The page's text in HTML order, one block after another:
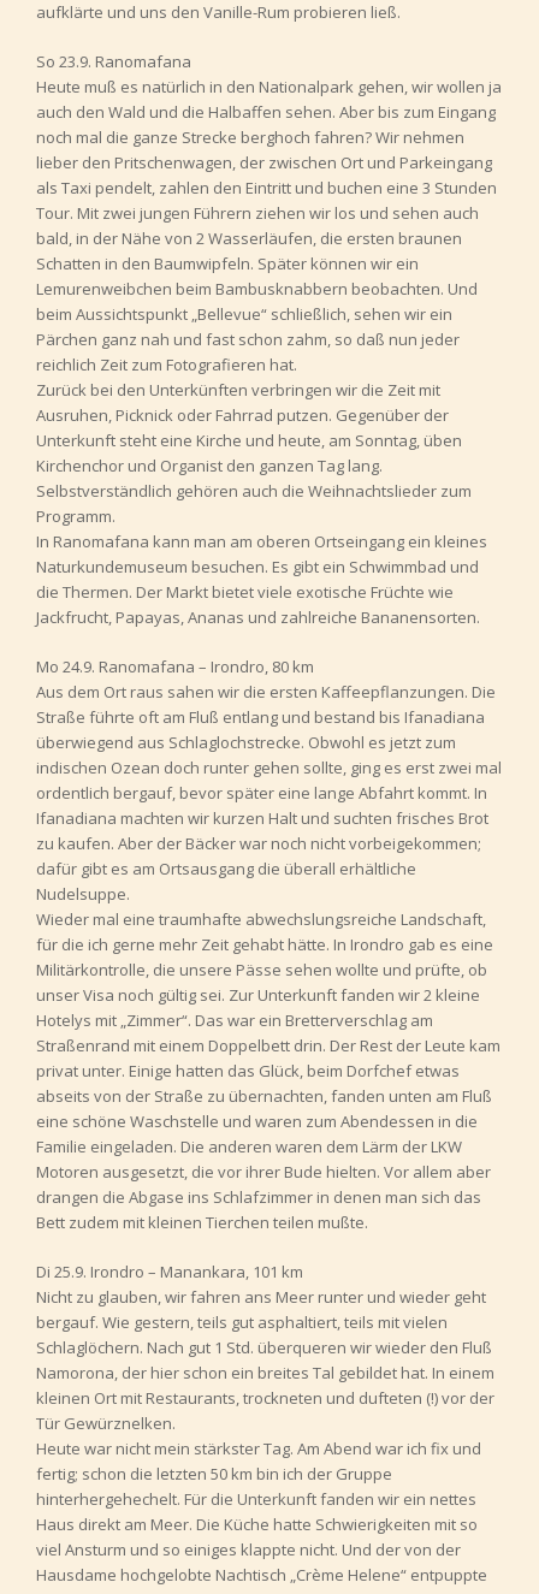
aufklärte und uns den Vanille-Rum probieren ließ.
So 23.9. Ranomafana
Heute muß es natürlich in den Nationalpark gehen, wir wollen ja
auch den Wald und die Halbaffen sehen. Aber bis zum Eingang
noch mal die ganze Strecke berghoch fahren? Wir nehmen
lieber den Pritschenwagen, der zwischen Ort und Parkeingang
als Taxi pendelt, zahlen den Eintritt und buchen eine 3 Stunden
Tour. Mit zwei jungen Führern ziehen wir los und sehen auch
bald, in der Nähe von 2 Wasserläufen, die ersten braunen
Schatten in den Baumwipfeln. Später können wir ein
Lemurenweibchen beim Bambusknabbern beobachten. Und
beim Aussichtspunkt „Bellevue“ schließlich, sehen wir ein
Pärchen ganz nah und fast schon zahm, so daß nun jeder
reichlich Zeit zum Fotografieren hat.
Zurück bei den Unterkünften verbringen wir die Zeit mit
Ausruhen, Picknick oder Fahrrad putzen. Gegenüber der
Unterkunft steht eine Kirche und heute, am Sonntag, üben
Kirchenchor und Organist den ganzen Tag lang.
Selbstverständlich gehören auch die Weihnachtslieder zum
Programm.
In Ranomafana kann man am oberen Ortseingang ein kleines
Naturkundemuseum besuchen. Es gibt ein Schwimmbad und
die Thermen. Der Markt bietet viele exotische Früchte wie
Jackfrucht, Papayas, Ananas und zahlreiche Bananensorten.
Mo 24.9. Ranomafana – Irondro, 80 km
Aus dem Ort raus sahen wir die ersten Kaffeepflanzungen. Die
Straße führte oft am Fluß entlang und bestand bis Ifanadiana
überwiegend aus Schlaglochstrecke. Obwohl es jetzt zum
indischen Ozean doch runter gehen sollte, ging es erst zwei mal
ordentlich bergauf, bevor später eine lange Abfahrt kommt. In
Ifanadiana machten wir kurzen Halt und suchten frisches Brot
zu kaufen. Aber der Bäcker war noch nicht vorbeigekommen;
dafür gibt es am Ortsausgang die überall erhältliche
Nudelsuppe.
Wieder mal eine traumhafte abwechslungsreiche Landschaft,
für die ich gerne mehr Zeit gehabt hätte. In Irondro gab es eine
Militärkontrolle, die unsere Pässe sehen wollte und prüfte, ob
unser Visa noch gültig sei. Zur Unterkunft fanden wir 2 kleine
Hotelys mit „Zimmer“. Das war ein Bretterverschlag am
Straßenrand mit einem Doppelbett drin. Der Rest der Leute kam
privat unter. Einige hatten das Glück, beim Dorfchef etwas
abseits von der Straße zu übernachten, fanden unten am Fluß
eine schöne Waschstelle und waren zum Abendessen in die
Familie eingeladen. Die anderen waren dem Lärm der LKW
Motoren ausgesetzt, die vor ihrer Bude hielten. Vor allem aber
drangen die Abgase ins Schlafzimmer in denen man sich das
Bett zudem mit kleinen Tierchen teilen mußte.
Di 25.9. Irondro – Manankara, 101 km
Nicht zu glauben, wir fahren ans Meer runter und wieder geht
bergauf. Wie gestern, teils gut asphaltiert, teils mit vielen
Schlaglöchern. Nach gut 1 Std. überqueren wir wieder den Fluß
Namorona, der hier schon ein breites Tal gebildet hat. In einem
kleinen Ort mit Restaurants, trockneten und dufteten (!) vor der
Tür Gewürznelken.
Heute war nicht mein stärkster Tag. Am Abend war ich fix und
fertig; schon die letzten 50 km bin ich der Gruppe
hinterhergehechelt. Für die Unterkunft fanden wir ein nettes
Haus direkt am Meer. Die Küche hatte Schwierigkeiten mit so
viel Ansturm und so einiges klappte nicht. Und der von der
Hausdame hochgelobte Nachtisch „Crème Helene“ entpuppte